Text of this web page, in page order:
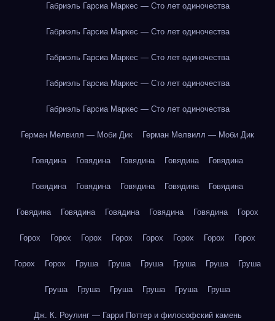
Габриэль Гарсиа Маркес — Сто лет одиночества
Габриэль Гарсиа Маркес — Сто лет одиночества
Габриэль Гарсиа Маркес — Сто лет одиночества
Габриэль Гарсиа Маркес — Сто лет одиночества
Габриэль Гарсиа Маркес — Сто лет одиночества
Герман Мелвилл — Моби Дик Герман Мелвилл — Моби Дик
Говядина Говядина Говядина Говядина Говядина
Говядина Говядина Говядина Говядина Говядина
Говядина Говядина Говядина Говядина Говядина Горох
Горох Горох Горох Горох Горох Горох Горох Горох
Горох Горох Груша Груша Груша Груша Груша Груша
Груша Груша Груша Груша Груша Груша
Дж. К. Роулинг — Гарри Поттер и философский камень